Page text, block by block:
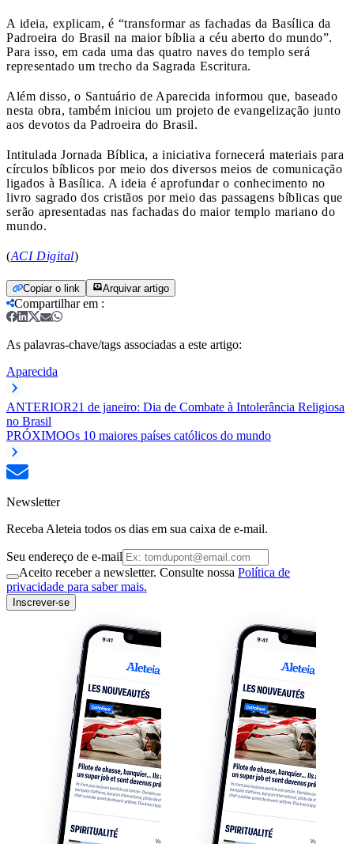
A ideia, explicam, é “transformar as fachadas da Basílica da
Padroeira do Brasil na maior bíblia a céu aberto do mundo”.
Para isso, em cada uma das quatro naves do templo será
representado um trecho da Sagrada Escritura.
Além disso, o Santuário de Aparecida informou que, baseado
nesta obra, também iniciou um projeto de evangelização junto
aos devotos da Padroeira do Brasil.
Intitulada Jornada Bíblica, a iniciativa fornecerá materiais para
círculos bíblicos por meio dos diversos meios de comunicação
ligados à Basílica. A ideia é aprofundar o conhecimento no
livro sagrado dos cristãos por meio das passagens bíblicas que
serão apresentadas nas fachadas do maior templo mariano do
mundo.
(ACI Digital)
Copiar o link Arquivar artigo
Compartilhar em :
As palavras-chave/tags associadas a este artigo:
Aparecida
ANTERIOR21 de janeiro: Dia de Combate à Intolerância Religiosa
no Brasil
PRÓXIMOOs 10 maiores países católicos do mundo
Newsletter
Receba Aleteia todos os dias em sua caixa de e-mail.
Seu endereço de e-mail
Aceito receber a newsletter. Consulte nossa Política de
privacidade para saber mais.
Inscrever-se